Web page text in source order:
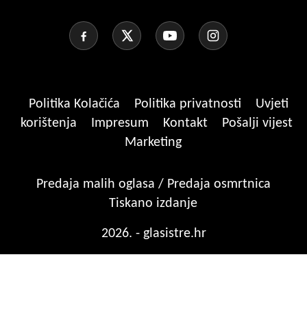
Politika Kolačića Politika privatnosti
Uvjeti
korištenja
Impresum Kontakt
Pošalji vijest
Marketing
Predaja malih oglasa / Predaja osmrtnica
Tiskano izdanje
2026. - glasistre.hr